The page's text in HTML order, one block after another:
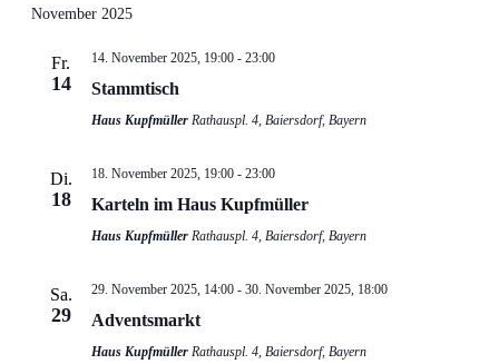
November 2025
Fr.
14
14. November 2025, 19:00- 23:00
Stammtisch
Haus Kupfmüller Rathauspl. 4, Baiersdorf, Bayern
Di.
18
18. November 2025, 19:00- 23:00
Karteln im Haus Kupfmüller
Haus Kupfmüller Rathauspl. 4, Baiersdorf, Bayern
Sa.
29
29. November 2025, 14:00- 30. November 2025, 18:00
Adventsmarkt
Haus Kupfmüller Rathauspl. 4, Baiersdorf, Bayern